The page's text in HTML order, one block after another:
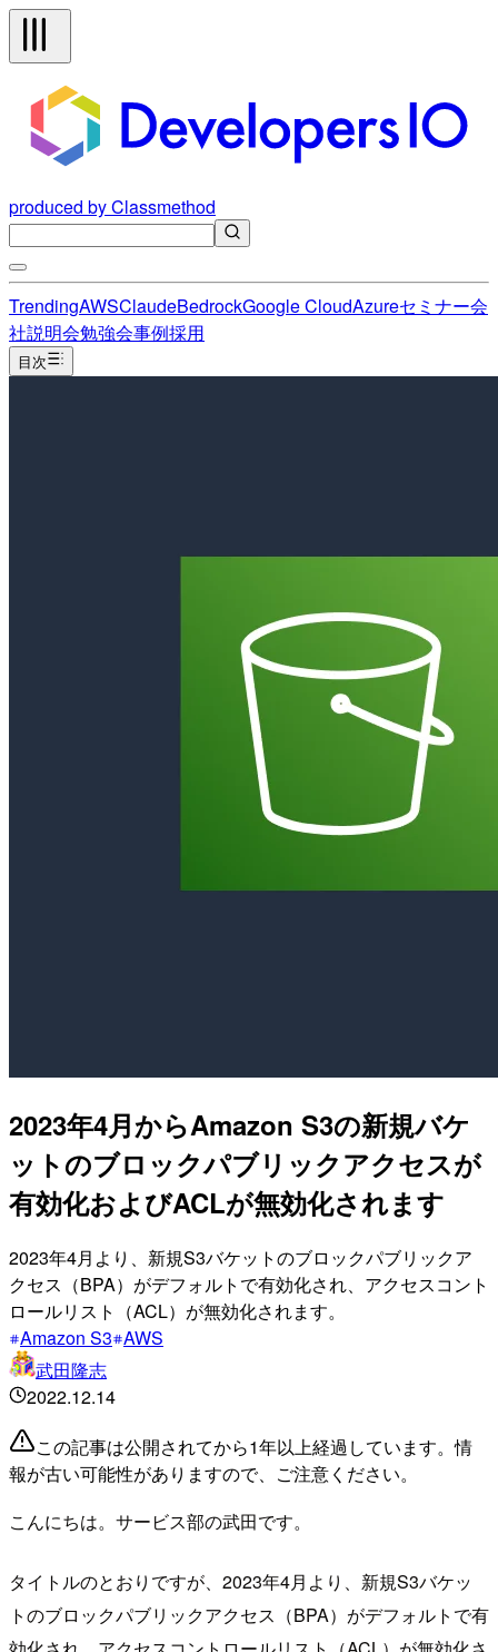
produced by Classmethod
TrendingAWSClaudeBedrockGoogle CloudAzureセミナー会
社説明会勉強会事例採用
目次
2023年4月からAmazon S3の新規バケ
ットのブロックパブリックアクセスが
有効化およびACLが無効化されます
2023年4月より、新規S3バケットのブロックパブリックア
クセス（BPA）がデフォルトで有効化され、アクセスコント
ロールリスト（ACL）が無効化されます。
Amazon S3 AWS
武田隆志
2022.12.14
この記事は公開されてから1年以上経過しています。情
報が古い可能性がありますので、ご注意ください。
こんにちは。サービス部の武田です。
タイトルのとおりですが、2023年4月より、新規S3バケッ
トのブロックパブリックアクセス（BPA）がデフォルトで有